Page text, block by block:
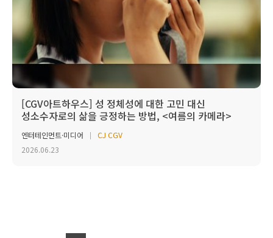
[CGV아트하우스] 성 정체성에 대한 고민 대신
성소수자로의 삶을 긍정하는 방법, <여름의 카메라>
엔터테인먼트·미디어
CJ CGV
2026.06.23